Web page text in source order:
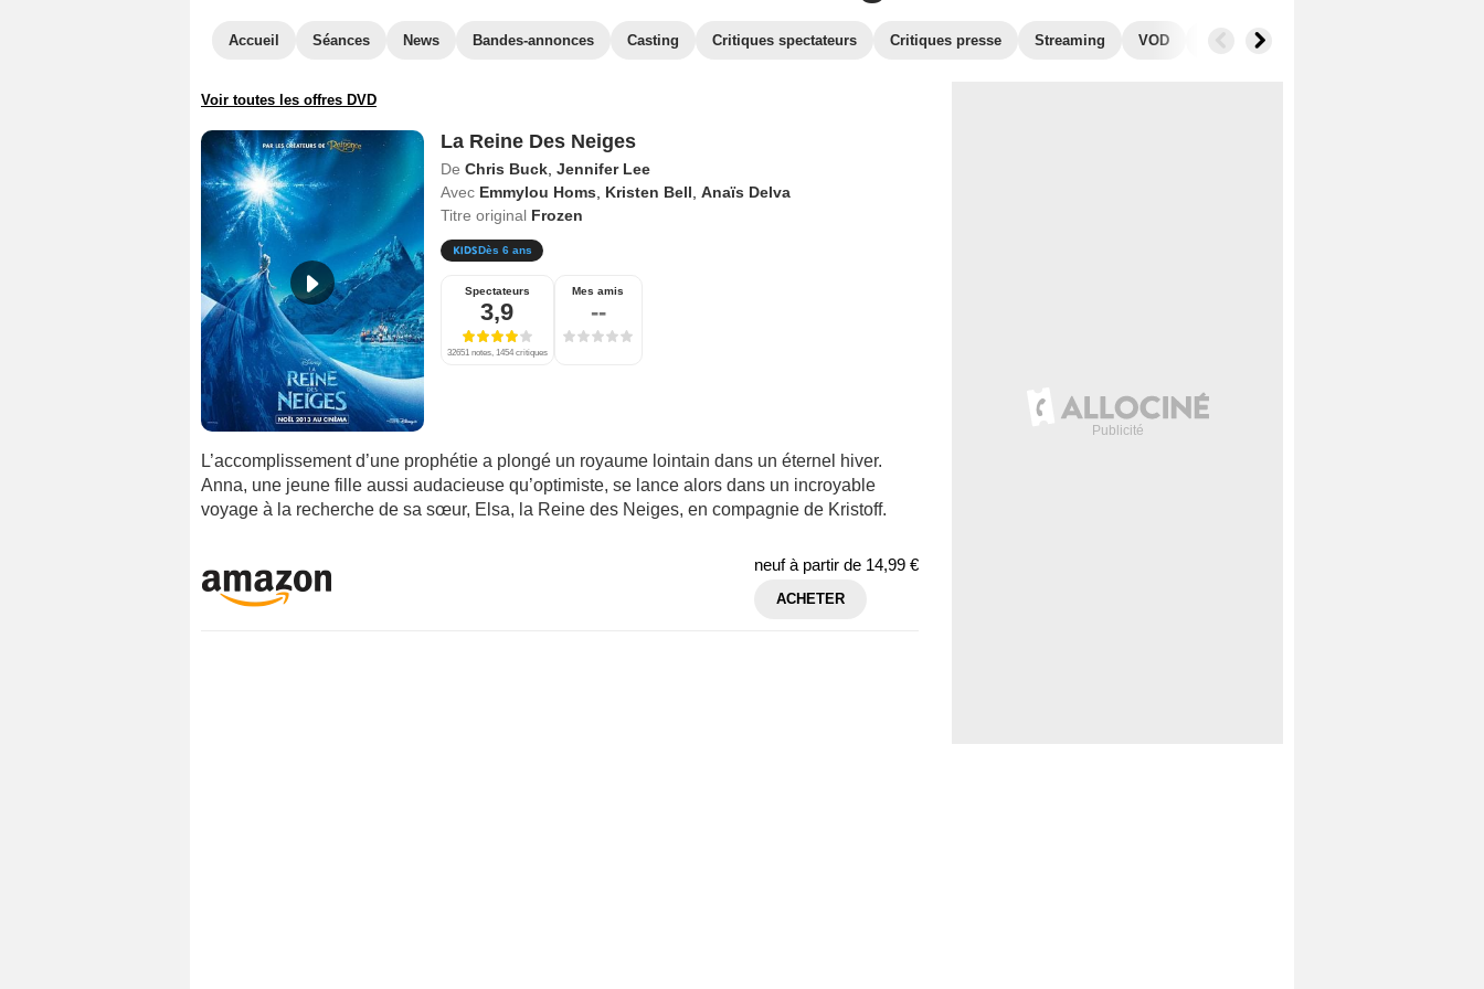
Accueil Séances News Bandes-annonces Casting Critiques spectateurs Critiques presse Streaming VOD
Voir toutes les offres DVD
La Reine Des Neiges
De Chris Buck, Jennifer Lee
Avec Emmylou Homs Kristen Bell Anaïs Delva
Titre original Frozen
Dès 6 ans
Spectateurs
3,9
32651 notes, 1454 critiques
Mes amis
--
L’accomplissement d’une prophétie a plongé un royaume lointain dans un éternel hiver.
Anna, une jeune fille aussi audacieuse qu’optimiste, se lance alors dans un incroyable
voyage à la recherche de sa sœur, Elsa, la Reine des Neiges, en compagnie de Kristoff.
neuf à partir de 14,99 €
ACHETER